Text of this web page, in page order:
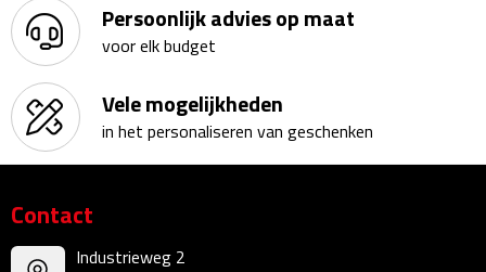
Theeglazen
Kopjes & Mokken
Kopjes
Persoonlijk advies op maat
voor elk budget
Vele mogelijkheden
in het personaliseren van geschenken
Contact
Industrieweg 2